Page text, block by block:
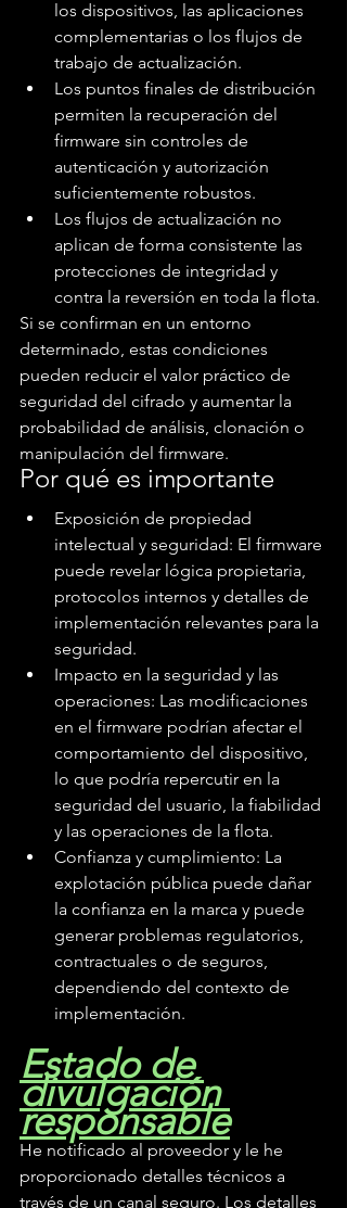
los dispositivos, las aplicaciones
complementarias o los flujos de
trabajo de actualización.
Los puntos finales de distribución
permiten la recuperación del
firmware sin controles de
autenticación y autorización
suficientemente robustos.
Los flujos de actualización no
aplican de forma consistente las
protecciones de integridad y
contra la reversión en toda la flota.
Si se confirman en un entorno
determinado, estas condiciones
pueden reducir el valor práctico de
seguridad del cifrado y aumentar la
probabilidad de análisis, clonación o
manipulación del firmware.
Por qué es importante
Exposición de propiedad
intelectual y seguridad: El firmware
puede revelar lógica propietaria,
protocolos internos y detalles de
implementación relevantes para la
seguridad.
Impacto en la seguridad y las
operaciones: Las modificaciones
en el firmware podrían afectar el
comportamiento del dispositivo,
lo que podría repercutir en la
seguridad del usuario, la fiabilidad
y las operaciones de la flota.
Confianza y cumplimiento: La
explotación pública puede dañar
la confianza en la marca y puede
generar problemas regulatorios,
contractuales o de seguros,
dependiendo del contexto de
implementación.
Estado de
divulgación
responsable
He notificado al proveedor y le he
proporcionado detalles técnicos a
través de un canal seguro. Los detalles